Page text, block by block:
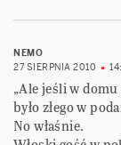
NEMO
27 SIERPNIA 2010
„Ale jeśli w
było złego w
No właśnie.